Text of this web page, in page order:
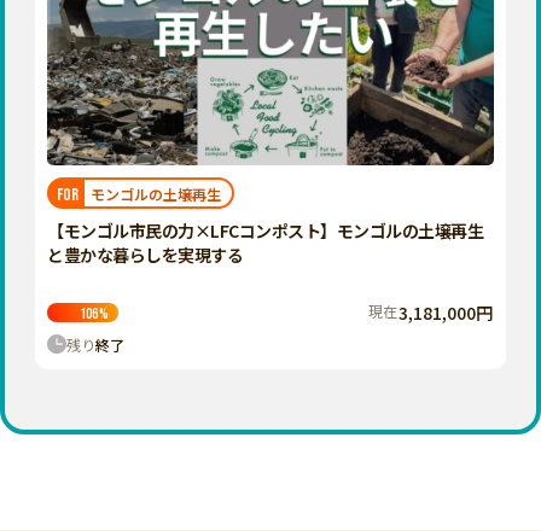
福島
関東
茨城
栃木
群馬
千葉
神奈川
石川
中国
鳥取 島根 岡山 広島 山口
四国
徳島 香川 愛媛 高知
九州・沖縄
福岡 佐賀 長崎
宮崎
鹿児島
FOR モンゴルの土壌再生
【モンゴル市民の力×LFCコンポスト】モンゴルの土壌再生
と豊かな暮らしを実現する
106% 現在3,181,000円
残り終了